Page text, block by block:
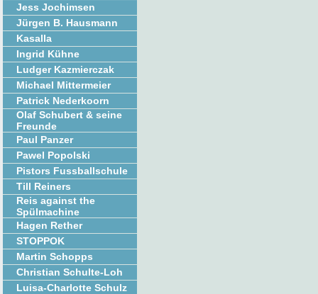
Jess Jochimsen
Jürgen B. Hausmann
Kasalla
Ingrid Kühne
Ludger Kazmierczak
Michael Mittermeier
Patrick Nederkoorn
Olaf Schubert & seine
Freunde
Paul Panzer
Pawel Popolski
Pistors Fussballschule
Till Reiners
Reis against the
Spülmachine
Hagen Rether
STOPPOK
Martin Schopps
Christian Schulte-Loh
Luisa-Charlotte Schulz